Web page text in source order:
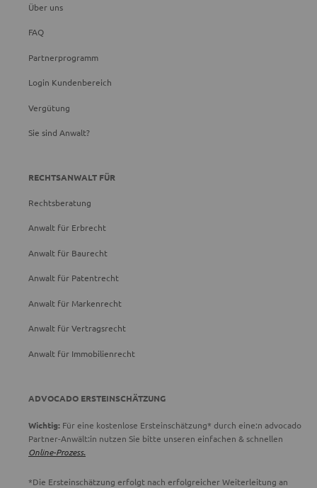
Über uns
FAQ
Partnerprogramm
Login Kundenbereich
Vergütung
Sie sind Anwalt?
RECHTSANWALT FÜR
Rechtsberatung
Anwalt für Erbrecht
Anwalt für Baurecht
Anwalt für Patentrecht
Anwalt für Markenrecht
Anwalt für Vertragsrecht
Anwalt für Immobilienrecht
ADVOCADO ERSTEINSCHÄTZUNG
Wichtig: Für eine kostenlose Ersteinschätzung* durch eine:n advocado
Partner-Anwält:in nutzen Sie bitte unseren einfachen & schnellen
Online-Prozess.
*Die Ersteinschätzung erfolgt nach erfolgreicher Weiterleitung an